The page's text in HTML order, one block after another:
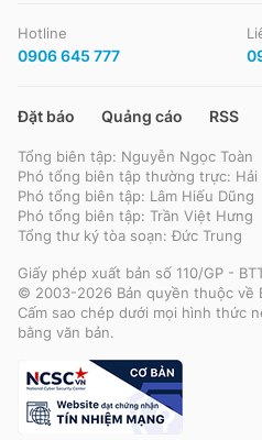
Phát triển bởi ePi Technologies,
Hotline
0906 645 777
Đặt báo Quảng cáo RSS
Tổng biên tập: Nguyễn Ngọc Toàn
Phó tổng biên tập thường trực: Hải
Phó tổng biên tập: Lâm Hiếu Dũng
Phó tổng biên tập: Trần Việt Hưng
Tổng thư ký tòa soạn: Đức Trung
Giấy phép xuất bản số 110/GP -
© 2003-2026 Bản quyền thuộc về
Cấm sao chép dưới mọi hình thức
bằng văn bản.